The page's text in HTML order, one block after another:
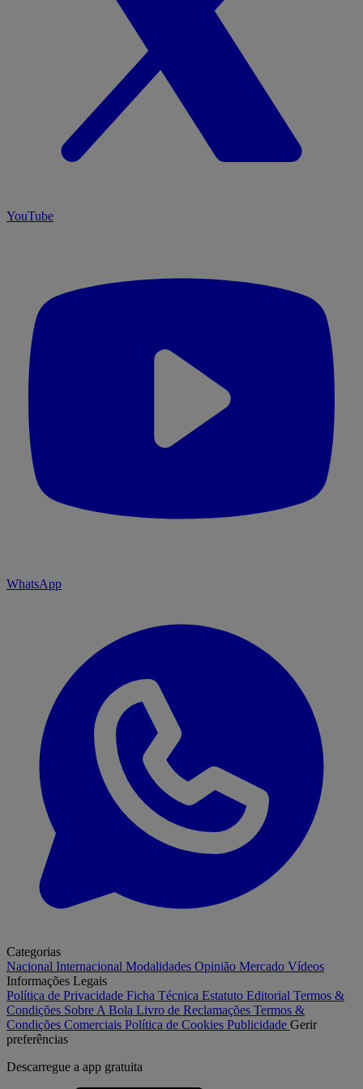
YouTube
WhatsApp
Categorias
Nacional Internacional Modalidades Opinião Mercado Vídeos
Informações Legais
Política de Privacidade Ficha Técnica Estatuto Editorial Termos &
Condições Sobre A Bola Livro de Reclamações Termos &
Condições Comerciais Política de Cookies Publicidade Gerir
preferências
Descarregue a app gratuita